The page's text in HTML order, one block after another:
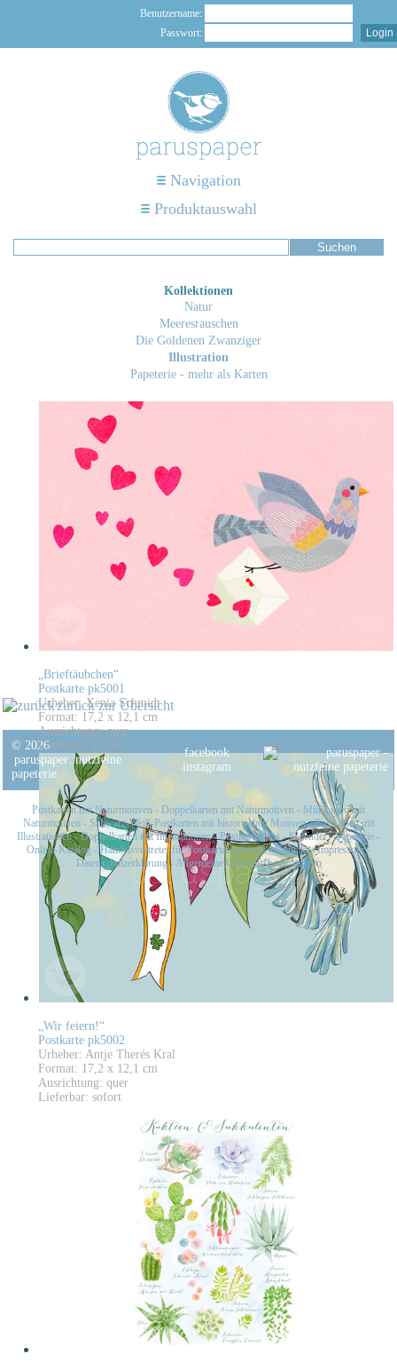
Benutzername:
Passwort:
Navigation
Produktauswahl
Kollektionen
Natur
Meeresrauschen
Die Goldenen Zwanziger
Illustration
Papeterie - mehr als Karten
„Brieftäubchen“
Postkarte pk5001
Urheber: Xenia Schmidt
Format: 17,2 x 12,1 cm
Ausrichtung: quer
Lieferbar: sofort
„Wir feiern!“
Postkarte pk5002
Urheber: Antje Therés Kral
Format: 17,2 x 12,1 cm
Ausrichtung: quer
Lieferbar: sofort
zurück zur Übersicht
© 2026
paruspaper. nutzfeine
papeterie
facebook
instagram
Postkarten mit Naturmotiven - Doppelkarten mit Naturmotiven - Midikarten mit
Naturmotiven - Schwarz-Weiß-Postkarten mit historischen Motiven-Postkarten mit
Illustrationen-Doppelkarten mit Illustrationen-Postkartensets-Kalender-Papeterie -
Online-Katalog -Handelsvertreter für Postkarten gesucht-Kontakt-Impressum-
Datenschutzerklärung- Allgemeine Geschäftsbedingungen